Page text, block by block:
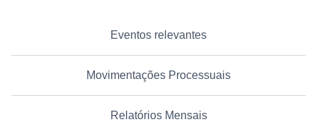
Eventos relevantes
Movimentações Processuais
Relatórios Mensais